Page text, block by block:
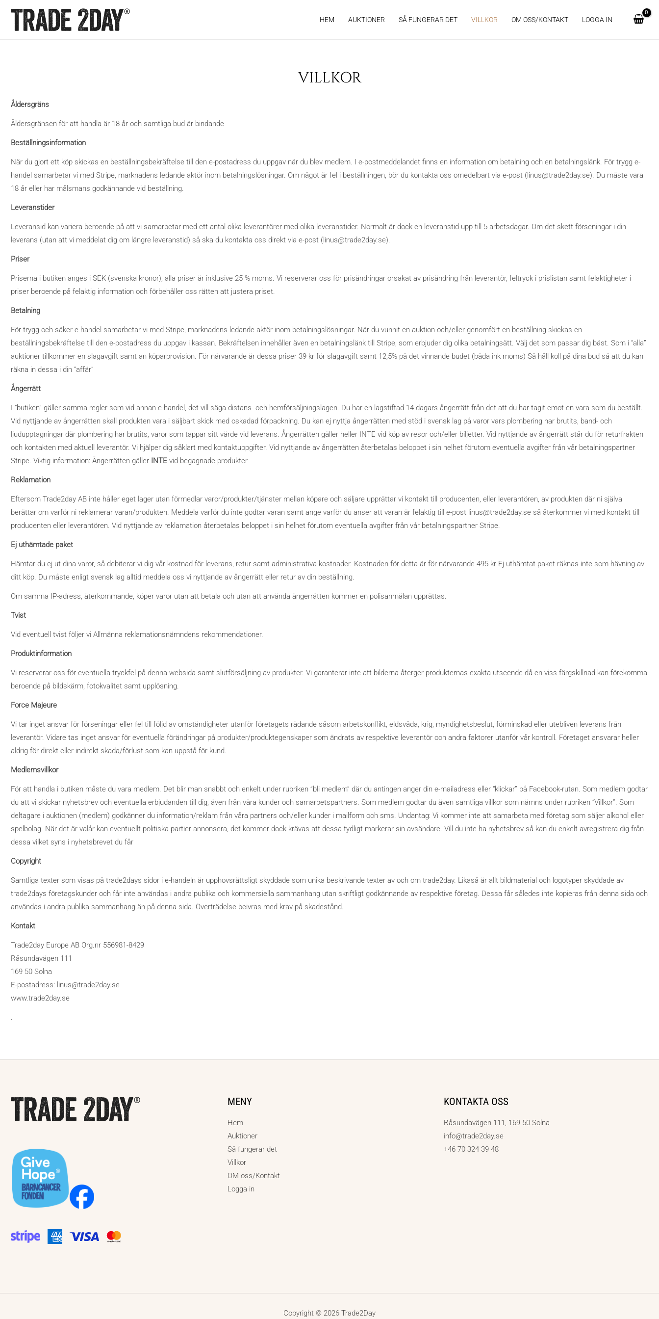
innehåll
HEM AUKTIONER SÅ FUNGERAR DET VILLKOR OM OSS/KONTAKT LOGGA IN
VILLKOR
Åldersgräns
Åldersgränsen för att handla är 18 år och samtliga bud är bindande
Beställningsinformation
När du gjort ett köp skickas en beställningsbekräftelse till den e-postadress du uppgav när du blev medlem. I e-postmeddelandet finns en information om betalning och en betalningslänk. För trygg e-
handel samarbetar vi med Stripe, marknadens ledande aktör inom betalningslösningar. Om något är fel i beställningen, bör du kontakta oss omedelbart via e-post (linus@trade2day.se). Du måste vara
18 år eller har målsmans godkännande vid beställning.
Leveranstider
Leveransid kan variera beroende på att vi samarbetar med ett antal olika leverantörer med olika leveranstider. Normalt är dock en leveranstid upp till 5 arbetsdagar. Om det skett förseningar i din
leverans (utan att vi meddelat dig om längre leveranstid) så ska du kontakta oss direkt via e-post (linus@trade2day.se).
Priser
Priserna i butiken anges i SEK (svenska kronor), alla priser är inklusive 25 % moms. Vi reserverar oss för prisändringar orsakat av prisändring från leverantör, feltryck i prislistan samt felaktigheter i
priser beroende på felaktig information och förbehåller oss rätten att justera priset.
Betalning
För trygg och säker e-handel samarbetar vi med Stripe, marknadens ledande aktör inom betalningslösningar. När du vunnit en auktion och/eller genomfört en beställning skickas en
beställningsbekräftelse till den e-postadress du uppgav i kassan. Bekräftelsen innehåller även en betalningslänk till Stripe, som erbjuder dig olika betalningsätt. Välj det som passar dig bäst. Som i “alla”
auktioner tillkommer en slagavgift samt an köparprovision. För närvarande är dessa priser 39 kr för slagavgift samt 12,5% på det vinnande budet (båda ink moms) Så håll koll på dina bud så att du kan
räkna in dessa i din “affär”
Ångerrätt
I “butiken” gäller samma regler som vid annan e-handel, det vill säga distans- och hemförsäljningslagen. Du har en lagstiftad 14 dagars ångerrätt från det att du har tagit emot en vara som du beställt.
Vid nyttjande av ångerrätten skall produkten vara i säljbart skick med oskadad förpackning. Du kan ej nyttja ångerrätten med stöd i svensk lag på varor vars plombering har brutits, band- och
ljudupptagningar där plombering har brutits, varor som tappar sitt värde vid leverans. Ångerrätten gäller heller INTE vid köp av resor och/eller biljetter. Vid nyttjande av ångerrätt står du för returfrakten
och kontakten med aktuell leverantör. Vi hjälper dig såklart med kontaktuppgifter. Vid nyttjande av ångerrätten återbetalas beloppet i sin helhet förutom eventuella avgifter från vår betalningspartner
Stripe. Viktig information: Ångerrätten gäller INTE vid begagnade produkter
Reklamation
Eftersom Trade2day AB inte håller eget lager utan förmedlar varor/produkter/tjänster mellan köpare och säljare upprättar vi kontakt till producenten, eller leverantören, av produkten där ni själva
berättar om varför ni reklamerar varan/produkten. Meddela varför du inte godtar varan samt ange varför du anser att varan är felaktig till e-post linus@trade2day.se så återkommer vi med kontakt till
producenten eller leverantören. Vid nyttjande av reklamation återbetalas beloppet i sin helhet förutom eventuella avgifter från vår betalningspartner Stripe.
Ej uthämtade paket
Hämtar du ej ut dina varor, så debiterar vi dig vår kostnad för leverans, retur samt administrativa kostnader. Kostnaden för detta är för närvarande 495 kr Ej uthämtat paket räknas inte som hävning av
ditt köp. Du måste enligt svensk lag alltid meddela oss vi nyttjande av ångerrätt eller retur av din beställning.
Om samma IP-adress, återkommande, köper varor utan att betala och utan att använda ångerrätten kommer en polisanmälan upprättas.
Tvist
Vid eventuell tvist följer vi Allmänna reklamationsnämndens rekommendationer.
Produktinformation
Vi reserverar oss för eventuella tryckfel på denna websida samt slutförsäljning av produkter. Vi garanterar inte att bilderna återger produkternas exakta utseende då en viss färgskillnad kan förekomma
beroende på bildskärm, fotokvalitet samt upplösning.
Force Majeure
Vi tar inget ansvar för förseningar eller fel till följd av omständigheter utanför företagets rådande såsom arbetskonflikt, eldsvåda, krig, myndighetsbeslut, förminskad eller utebliven leverans från
leverantör. Vidare tas inget ansvar för eventuella förändringar på produkter/produktegenskaper som ändrats av respektive leverantör och andra faktorer utanför vår kontroll. Företaget ansvarar heller
aldrig för direkt eller indirekt skada/förlust som kan uppstå för kund.
Medlemsvillkor
För att handla i butiken måste du vara medlem. Det blir man snabbt och enkelt under rubriken ”bli medlem” där du antingen anger din e-mailadress eller “klickar” på Facebook-rutan. Som medlem godtar
du att vi skickar nyhetsbrev och eventuella erbjudanden till dig, även från våra kunder och samarbetspartners. Som medlem godtar du även samtliga villkor som nämns under rubriken “Villkor”. Som
deltagare i auktionen (medlem) godkänner du information/reklam från våra partners och/eller kunder i mailform och sms. Undantag: Vi kommer inte att samarbeta med företag som säljer alkohol eller
spelbolag. När det är valår kan eventuellt politiska partier annonsera, det kommer dock krävas att dessa tydligt markerar sin avsändare. Vill du inte ha nyhetsbrev så kan du enkelt avregistrera dig från
dessa vilket syns i nyhetsbrevet du får
Copyright
Samtliga texter som visas på trade2days sidor i e-handeln är upphovsrättsligt skyddade som unika beskrivande texter av och om trade2day. Likaså är allt bildmaterial och logotyper skyddade av
trade2days företagskunder och får inte användas i andra publika och kommersiella sammanhang utan skriftligt godkännande av respektive företag. Dessa får således inte kopieras från denna sida och
användas i andra publika sammanhang än på denna sida. Överträdelse beivras med krav på skadestånd.
Kontakt
Trade2day Europe AB Org.nr 556981-8429
Råsundavägen 111
169 50 Solna
E-postadress: linus@trade2day.se
www.trade2day.se
MENY
Hem
Auktioner
Så fungerar det
Villkor
OM oss/Kontakt
Logga in
KONTAKTA OSS
Råsundavägen 111, 169 50 Solna
info@trade2day.se
+46 70 324 39 48
Copyright © 2026 Trade2Day